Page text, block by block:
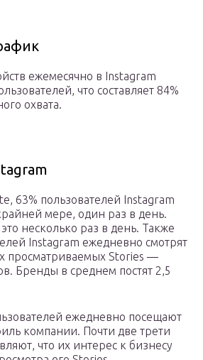
ежемесячно в Instagram
что составляет 84%
охвата.
63% пользователей Instagram
мере, один раз в день.
несколько раз в день. Также
Instagram ежедневно смотрят
просматриваемых Stories —
Бренды в среднем постят 2,5
ежедневно посещают
компании. Почти две трети
что их интерес к бизнесу